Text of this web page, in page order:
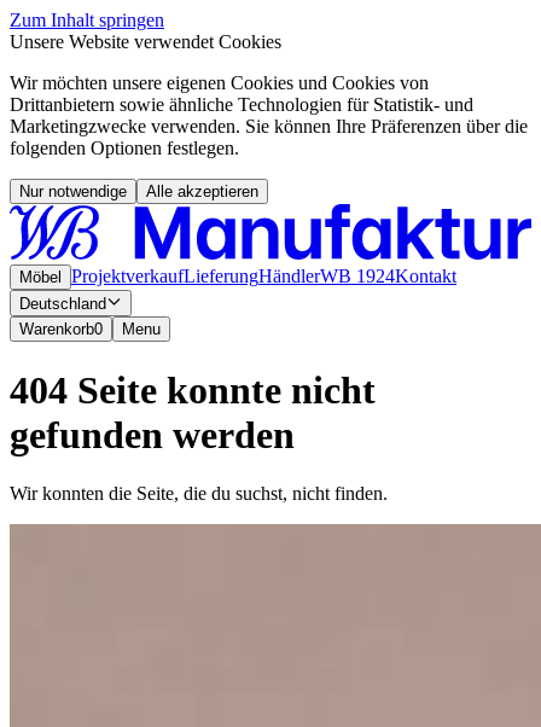
Zum Inhalt springen
Unsere Website verwendet Cookies
Wir möchten unsere eigenen Cookies und Cookies von
Drittanbietern sowie ähnliche Technologien für Statistik- und
Marketingzwecke verwenden. Sie können Ihre Präferenzen über die
folgenden Optionen festlegen.
Nur notwendige Alle akzeptieren
Möbel ProjektverkaufLieferungHändlerWB 1924Kontakt
Deutschland
Warenkorb0 Menu
404 Seite konnte nicht
gefunden werden
Wir konnten die Seite, die du suchst, nicht finden.